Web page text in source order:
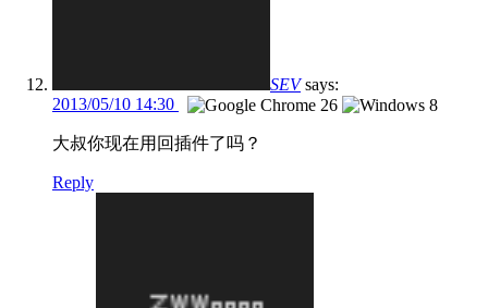
SEV says:
2013/05/10 14:30
大叔你现在用回插件了吗？
Reply